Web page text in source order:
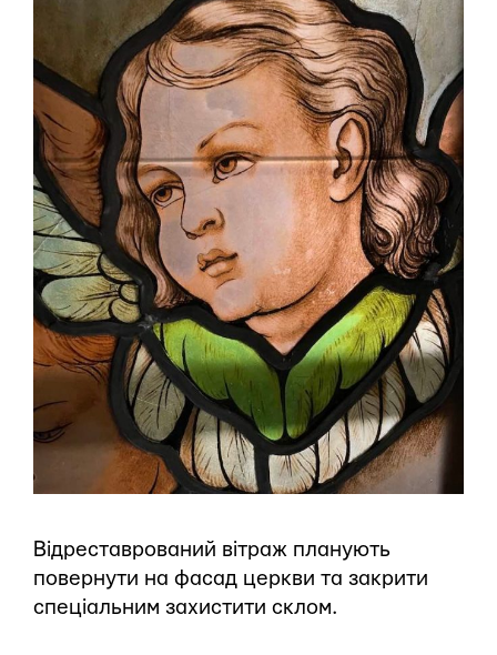
Відреставрований вітраж планують
повернути на фасад церкви та закрити
спеціальним захистити склом.